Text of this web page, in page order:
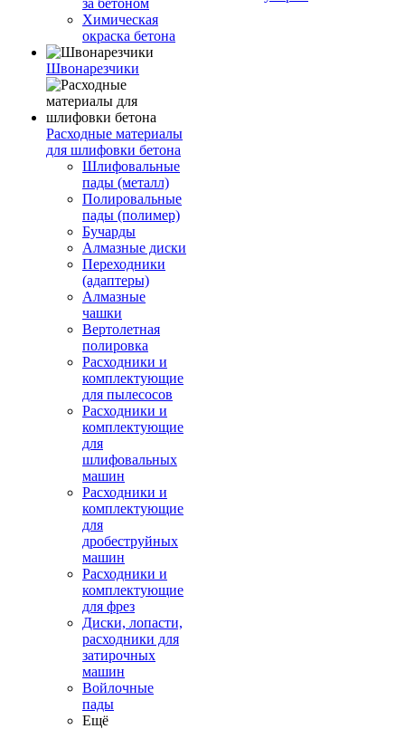
за бетоном
Химическая
окраска бетона
Швонарезчики
Расходные материалы
для шлифовки бетона
Шлифовальные
пады (металл)
Полировальные
пады (полимер)
Бучарды
Алмазные диски
Переходники
(адаптеры)
Алмазные
чашки
Вертолетная
полировка
Расходники и
комплектующие
для пылесосов
Расходники и
комплектующие
для
шлифовальных
машин
Расходники и
комплектующие
для
дробеструйных
машин
Расходники и
комплектующие
для фрез
Диски, лопасти,
расходники для
затирочных
машин
Войлочные
пады
Ещё